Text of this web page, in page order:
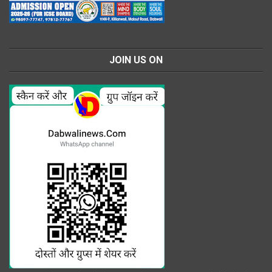
JOIN US ON